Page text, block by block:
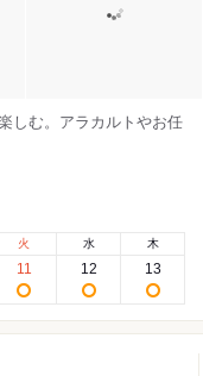
しむ。アラカルトやお任
火
11
水
12
木
13